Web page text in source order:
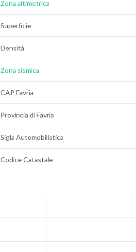
Zona altimetrica
Superficie
Densità
Zona sismica
CAP Favria
Provincia di Favria
Sigla Automobilistica
Codice Catastale